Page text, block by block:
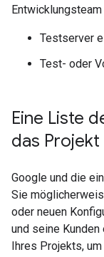
Testserver
Test- oder
Eine Liste
das
Google und die
Sie
oder neuen
und seine
Ihres Projekts,